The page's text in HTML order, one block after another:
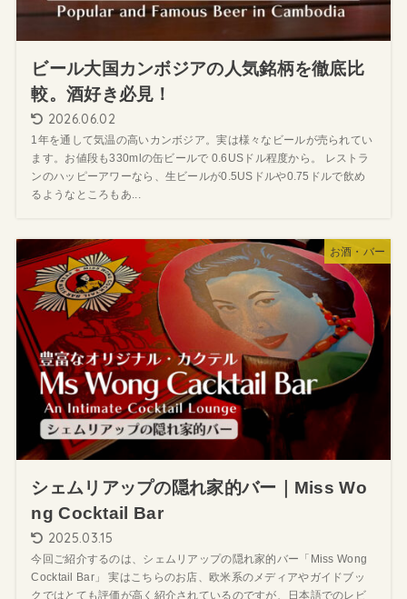
ビール大国カンボジアの人気銘柄を徹底比
較。酒好き必見！
2026.06.02
1年を通して気温の高いカンボジア。実は様々なビールが売られてい
ます。お値段も330mlの缶ビールで 0.6USドル程度から。 レストラ
ンのハッピーアワーなら、生ビールが0.5USドルや0.75ドルで飲め
るようなところもあ...
お酒・バー
シェムリアップの隠れ家的バー｜Miss Wo
ng Cocktail Bar
2025.03.15
今回ご紹介するのは、シェムリアップの隠れ家的バー「Miss Wong
Cocktail Bar」 実はこちらのお店、欧米系のメディアやガイドブッ
クではとても評価が高く紹介されているのですが、日本語でのレビ